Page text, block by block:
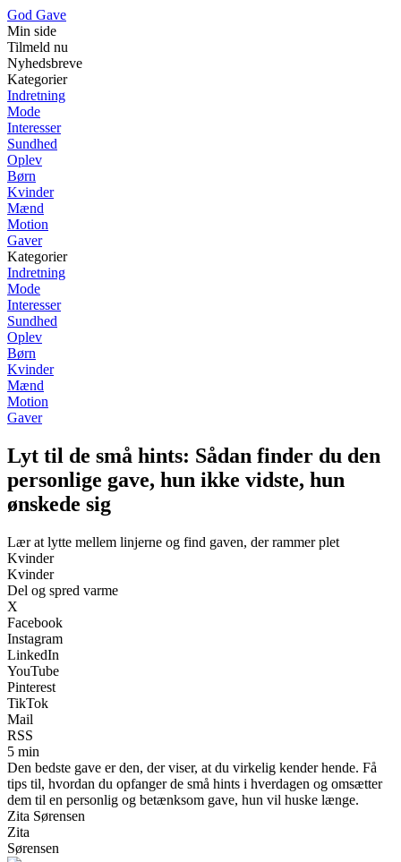
God Gave
Min side
Tilmeld nu
Nyhedsbreve
Kategorier
Indretning
Mode
Interesser
Sundhed
Oplev
Børn
Kvinder
Mænd
Motion
Gaver
Kategorier
Indretning
Mode
Interesser
Sundhed
Oplev
Børn
Kvinder
Mænd
Motion
Gaver
Lyt til de små hints: Sådan finder du den
personlige gave, hun ikke vidste, hun
ønskede sig
Lær at lytte mellem linjerne og find gaven, der rammer plet
Kvinder
Kvinder
Del og spred varme
X
Facebook
Instagram
LinkedIn
YouTube
Pinterest
TikTok
Mail
RSS
5 min
Den bedste gave er den, der viser, at du virkelig kender hende. Få
tips til, hvordan du opfanger de små hints i hverdagen og omsætter
dem til en personlig og betænksom gave, hun vil huske længe.
Zita Sørensen
Zita
Sørensen